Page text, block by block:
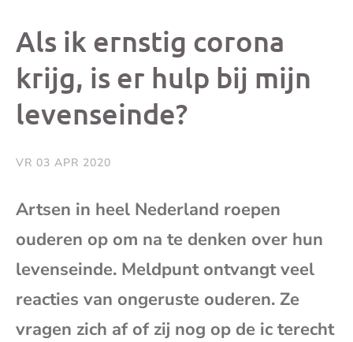
bericht berichtbericht
e-
Als ik ernstig corona
krijg, is er hulp bij mijn
levenseinde?
VR 03 APR 2020
Artsen in heel Nederland roepen
ouderen op om na te denken over hun
levenseinde. Meldpunt ontvangt veel
reacties van ongeruste ouderen. Ze
vragen zich af of zij nog op de ic terecht